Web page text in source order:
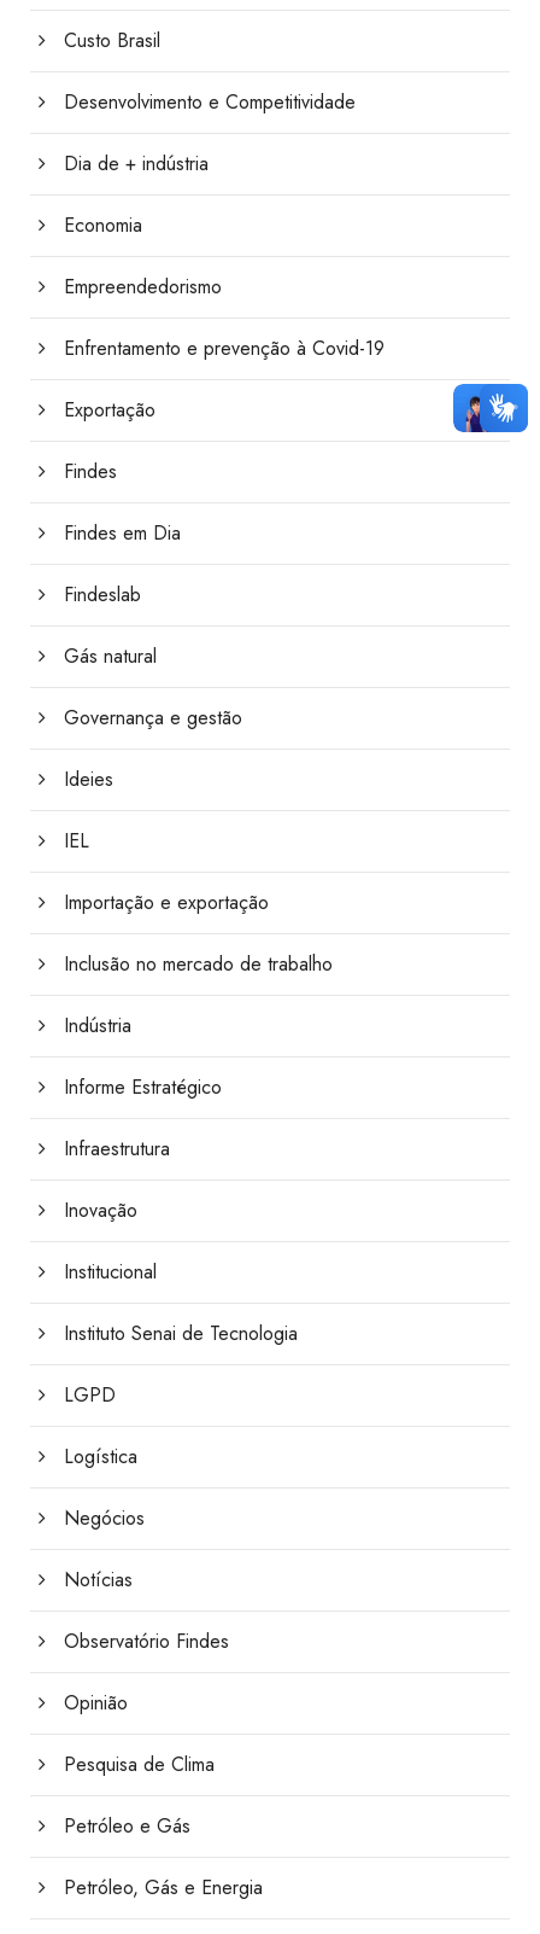
Custo Brasil
Desenvolvimento e Competitividade
Dia de + indústria
Economia
Empreendedorismo
Enfrentamento e prevenção à Covid-19
Exportação
Findes
Findes em Dia
Findeslab
Gás natural
Governança e gestão
Ideies
IEL
Importação e exportação
Inclusão no mercado de trabalho
Indústria
Informe Estratégico
Infraestrutura
Inovação
Institucional
Instituto Senai de Tecnologia
LGPD
Logística
Negócios
Notícias
Observatório Findes
Opinião
Pesquisa de Clima
Petróleo e Gás
Petróleo, Gás e Energia